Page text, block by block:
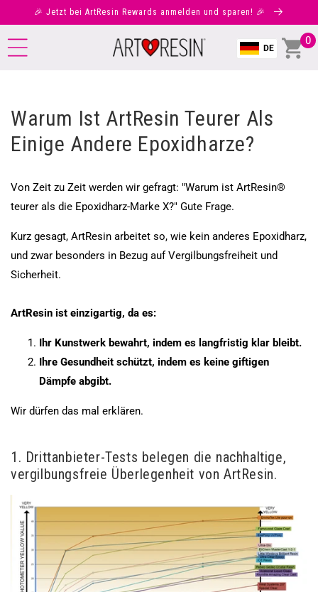
🎉 Jetzt bei ArtResin Rewards anmelden und sparen! 🎉
DE
00
Warum Ist ArtResin Teurer Als
Einige Andere Epoxidharze?
Von Zeit zu Zeit werden wir gefragt: "Warum ist ArtResin®
teurer als die Epoxidharz-Marke X?" Gute Frage.
Kurz gesagt, ArtResin arbeitet so, wie kein anderes Epoxidharz,
und zwar besonders in Bezug auf Vergilbungsfreiheit und
Sicherheit.
ArtResin ist einzigartig, da es:
Ihr Kunstwerk bewahrt, indem es langfristig klar bleibt.
Ihre Gesundheit schützt, indem es keine giftigen
Dämpfe abgibt.
Wir dürfen das mal erklären.
1. Drittanbieter-Tests belegen die nachhaltige,
vergilbungsfreie Überlegenheit von ArtResin.